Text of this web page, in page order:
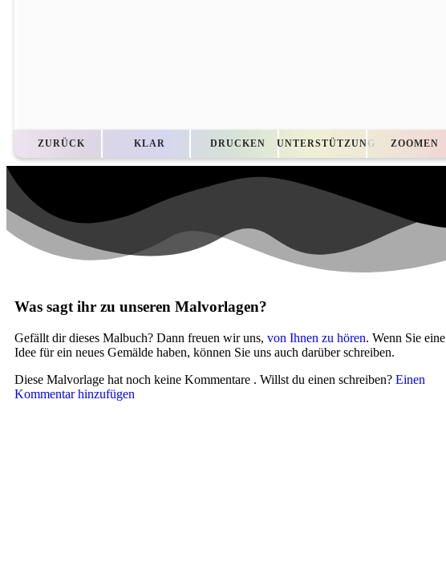
ZURÜCK KLAR DRUCKEN UNTERSTÜTZUNG ZOOMEN
Was sagt ihr zu unseren Malvorlagen?
Gefällt dir dieses Malbuch? Dann freuen wir uns, von Ihnen zu hören. Wenn Sie eine
Idee für ein neues Gemälde haben, können Sie uns auch darüber schreiben.
Diese Malvorlage hat noch keine Kommentare . Willst du einen schreiben? Einen
Kommentar hinzufügen